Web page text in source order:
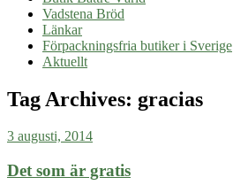
Vadstena Bröd
Länkar
Förpackningsfria butiker i Sverige
Aktuellt
Tag Archives: gracias
3 augusti, 2014
Det som är gratis